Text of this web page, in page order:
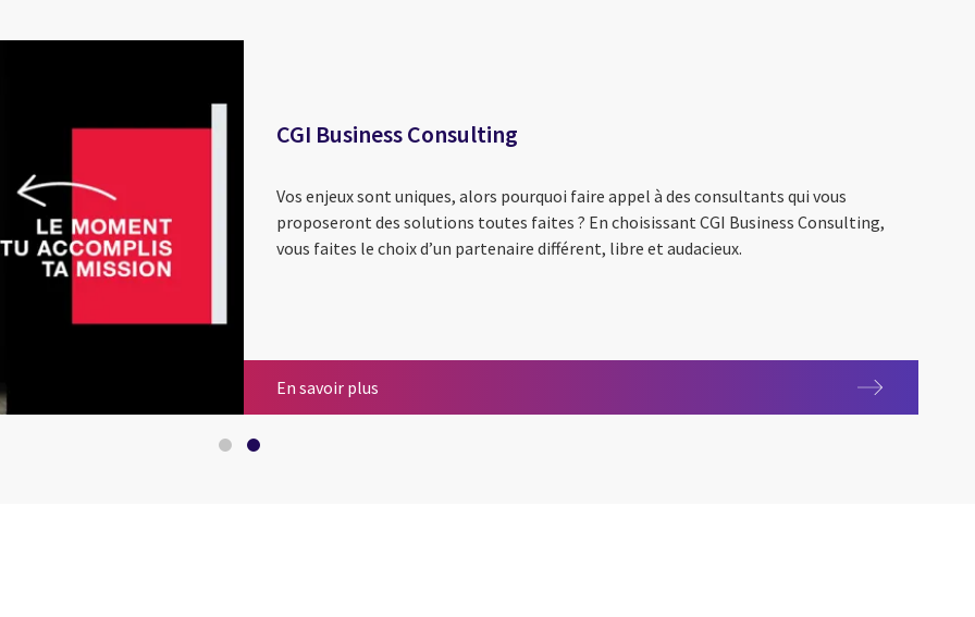
CGI Business Consulting
Vos enjeux sont uniques, alors pourquoi faire appel à des consultants qui vous
proposeront des solutions toutes faites ? En choisissant CGI Business Consulting,
vous faites le choix d’un partenaire différent, libre et audacieux.
En savoir plus